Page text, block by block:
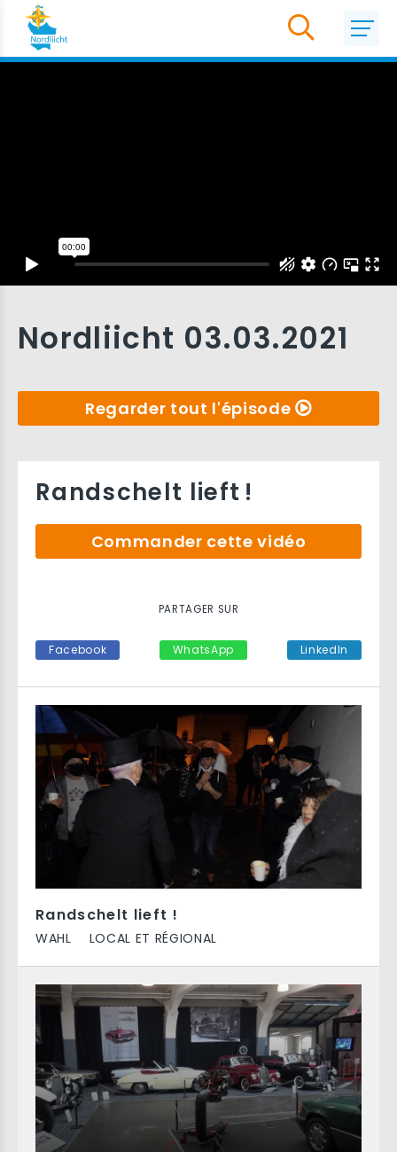
Nordliicht 03.03.2021
Regarder tout l'épisode
Randschelt lieft !
WAHL LOCAL ET RÉGIONAL
Randschelt lieft !
Commander cette vidéo
PARTAGER SUR
Facebook WhatsApp LinkedIn